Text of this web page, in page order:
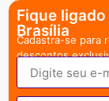
Fique
Brasília
Cadastra-se para
descontos